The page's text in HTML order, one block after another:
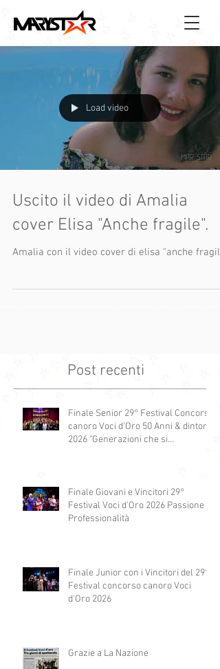
Load video
Uscito il video di Amalia
cover Elisa "Anche fragile".
Amalia con il video cover di elisa "anche
Post recenti
Finale Senior 29° Festival Concorso
canoro Voci d'Oro 50 Anni & dintorni
2026 "Generazioni che si
Finale Giovani e Vincitori 29°
Festival Voci d'Oro 2026 Passione e
Professionalità
Finale Junior con i Vincitori del 29°
Festival concorso canoro Voci
d'Oro 2026
Grazie a La Nazione